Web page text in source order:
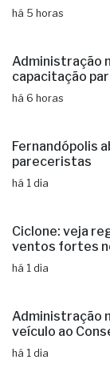
há 5 horas
Administração
capacitação
há 6 horas
Fernandópolis
pareceristas
há 1 dia
Ciclone: veja
ventos fortes
há 1 dia
Administração
veículo ao
há 1 dia